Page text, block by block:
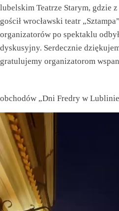
lubelskim Teatrze Starym, gdzie
gościł wrocławski teatr
organizatorów po spektaklu
dyskusyjny. Serdecznie
gratulujemy organizatorom
obchodów „Dni Fredry w